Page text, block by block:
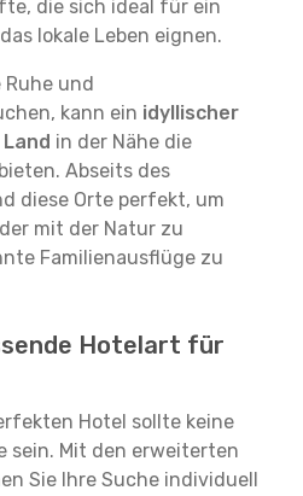
die sich ideal für ein
lokale Leben eignen.
und
kann ein idyllischer
in der Nähe die
Abseits des
diese Orte perfekt, um
mit der Natur zu
Familienausflüge zu
Hotelart für
Hotel sollte keine
sein. Mit den erweiterten
Sie Ihre Suche individuell